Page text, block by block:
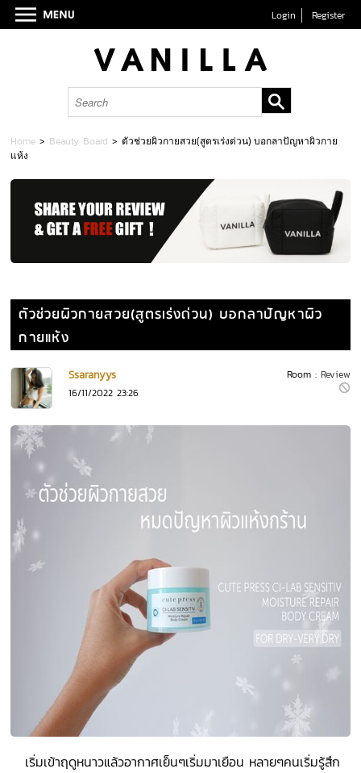
Login Register
Home > Beauty Board >ตัวช่วยผิวกายสวย(สูตรเร่งด่วน) บอกลาปัญหาผิวกาย
แห้ง
ตัวช่วยผิวกายสวย(สูตรเร่งด่วน) บอกลาปัญหาผิว
กายแห้ง
Room : Review
Ssaranyys
16/11/2022 23:26
เริ่มเข้าฤดูหนาวแล้วอากาศเย็นๆเริ่มมาเยือน หลายๆคนเริ่มรู้สึก